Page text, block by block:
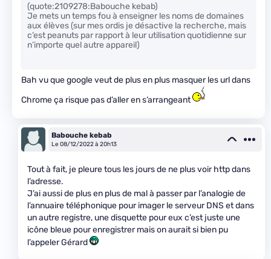
(quote:2109278:Babouche kebab)
Je mets un temps fou à enseigner les noms de domaines
aux élèves (sur mes ordis je désactive la recherche, mais
c’est peanuts par rapport à leur utilisation quotidienne sur
n’importe quel autre appareil)
Bah vu que google veut de plus en plus masquer les url dans
Chrome ça risque pas d’aller en s’arrangeant
Babouche kebab
Le 08/12/2022 à 20h13
Tout à fait, je pleure tous les jours de ne plus voir http dans
l’adresse.
J’ai aussi de plus en plus de mal à passer par l’analogie de
l’annuaire téléphonique pour imager le serveur DNS et dans
un autre registre, une disquette pour eux c’est juste une
icône bleue pour enregistrer mais on aurait si bien pu
l’appeler Gérard